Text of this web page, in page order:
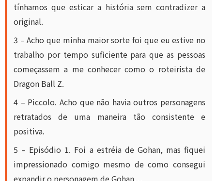
tínhamos que esticar a história sem contradizer a
original.
3 – Acho que minha maior sorte foi que eu estive no
trabalho por tempo suficiente para que as pessoas
começassem a me conhecer como o roteirista de
Dragon Ball Z.
4 – Piccolo. Acho que não havia outros personagens
retratados de uma maneira tão consistente e
positiva.
5 – Episódio 1. Foi a estréia de Gohan, mas fiquei
impressionado comigo mesmo de como consegui
expandir o personagem de Gohan…